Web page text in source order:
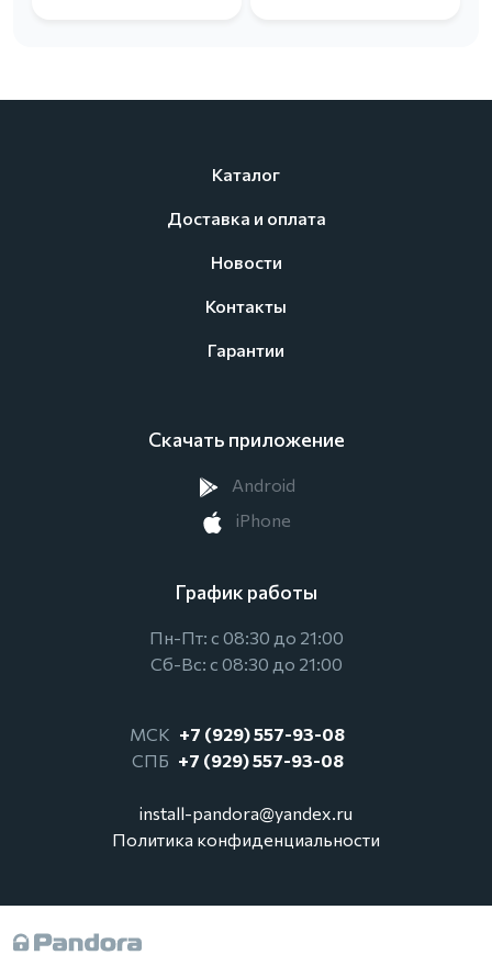
Каталог
Доставка и оплата
Новости
Контакты
Гарантии
Скачать приложение
Android
iPhone
График работы
Пн-Пт: с 08:30 до 21:00
Сб-Вс: с 08:30 до 21:00
МСК +7 (929) 557-93-08
СПБ +7 (929) 557-93-08
install-pandora@yandex.ru
Политика конфиденциальности